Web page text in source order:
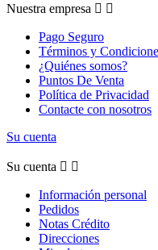
Nuestra empresa  
Pago Seguro
Términos y
¿Quiénes somos?
Puntos De Venta
Política de Privacidad
Contacte con nosotros
Su cuenta
Su cuenta  
Información personal
Pedidos
Notas Crédito
Direcciones